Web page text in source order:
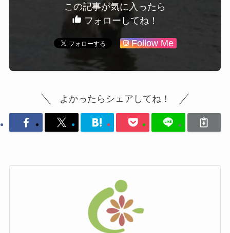
この記事が気に入ったら
フォローしてね！
Follow Me
よかったらシェアしてね！